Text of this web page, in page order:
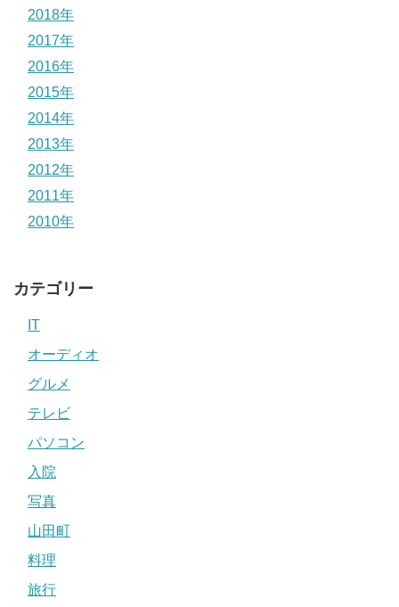
2018年
2017年
2016年
2015年
2014年
2013年
2012年
2011年
2010年
カテゴリー
IT
オーディオ
グルメ
テレビ
パソコン
入院
写真
山田町
料理
旅行